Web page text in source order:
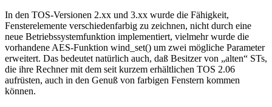
In den TOS-Versionen 2.xx und 3.xx wurde die Fähigkeit,
Fensterelemente verschiedenfarbig zu zeichnen, nicht durch eine
neue Betriebssystemfunktion implementiert, vielmehr wurde die
vorhandene AES-Funktion wind_set() um zwei mögliche Parameter
erweitert. Das bedeutet natürlich auch, daß Besitzer von „alten“ STs,
die ihre Rechner mit dem seit kurzem erhältlichen TOS 2.06
aufrüsten, auch in den Genuß von farbigen Fenstern kommen
können.